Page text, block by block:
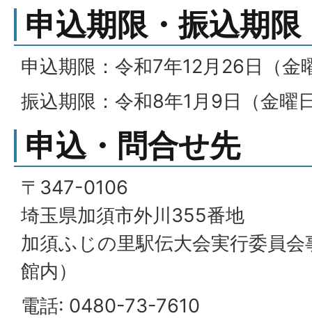
申込期限・振込期限
申込期限：令和7年12月26日（金
振込期限：令和8年1月9日（金曜
申込・問合せ先
〒347-0106
埼玉県加須市外川355番地
加須ふじの里駅伝大会実行委員
館内）
電話: 0480-73-7610